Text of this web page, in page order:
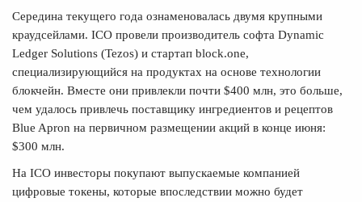
Середина текущего года ознаменовалась двумя крупными
краудсейлами. ICO провели производитель софта Dynamic
Ledger Solutions (Tezos) и стартап block.one,
специализирующийся на продуктах на основе технологии
блокчейн. Вместе они привлекли почти $400 млн, это больше,
чем удалось привлечь поставщику ингредиентов и рецептов
Blue Apron на первичном размещении акций в конце июня:
$300 млн.
На ICO инвесторы покупают выпускаемые компанией
цифровые токены, которые впоследствии можно будет